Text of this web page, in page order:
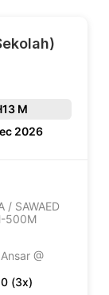
13 M
2026
/ SAWAED
500M
@
(3x)